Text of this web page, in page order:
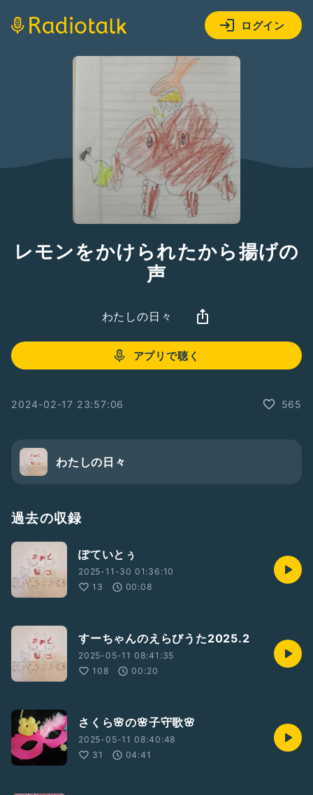
ログイン
レモンをかけられたから揚げの
声
わたしの日々
アプリで聴く
2024-02-17 23:57:06 565
わたしの日々
過去の収録
ぽていとぅ
2025-11-30 01:36:10
13
00:08
すーちゃんのえらびうた2025.2
2025-05-11 08:41:35
108
00:20
さくら🌸の🌸子守歌🌸
2025-05-11 08:40:48
31
04:41